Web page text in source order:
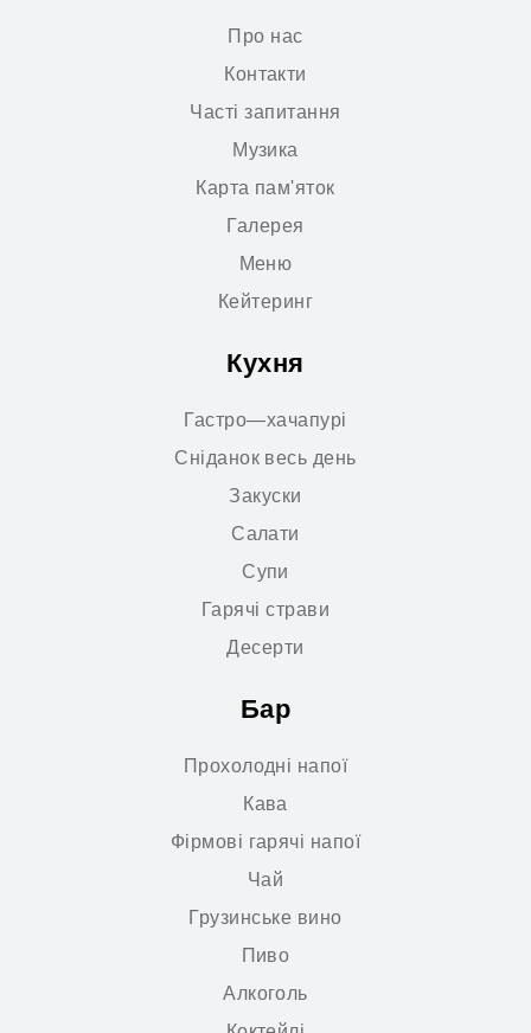
Про нас
Контакти
Часті запитання
Музика
Карта пам'яток
Галерея
Меню
Кейтеринг
Кухня
Гастро—хачапурі
Сніданок весь день
Закуски
Салати
Супи
Гарячі страви
Десерти
Бар
Прохолодні напої
Кава
Фірмові гарячі напої
Чай
Грузинське вино
Пиво
Алкоголь